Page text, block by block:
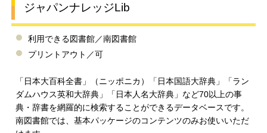
ジャパンナレッジLib
利用できる図書館／南図書館
プリントアウト／可
「日本大百科全書」（ニッポニカ）「日本国語大辞典」「ラン
ダムハウス英和大辞典」「日本人名大辞典」など70以上の事
典・辞書を網羅的に検索することができるデータベースです。
南図書館では、基本パッケージのコンテンツのみお使いいただ